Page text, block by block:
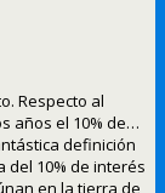
Respecto al
años el 10% de…
definición
del 10% de interés
en la tierra de